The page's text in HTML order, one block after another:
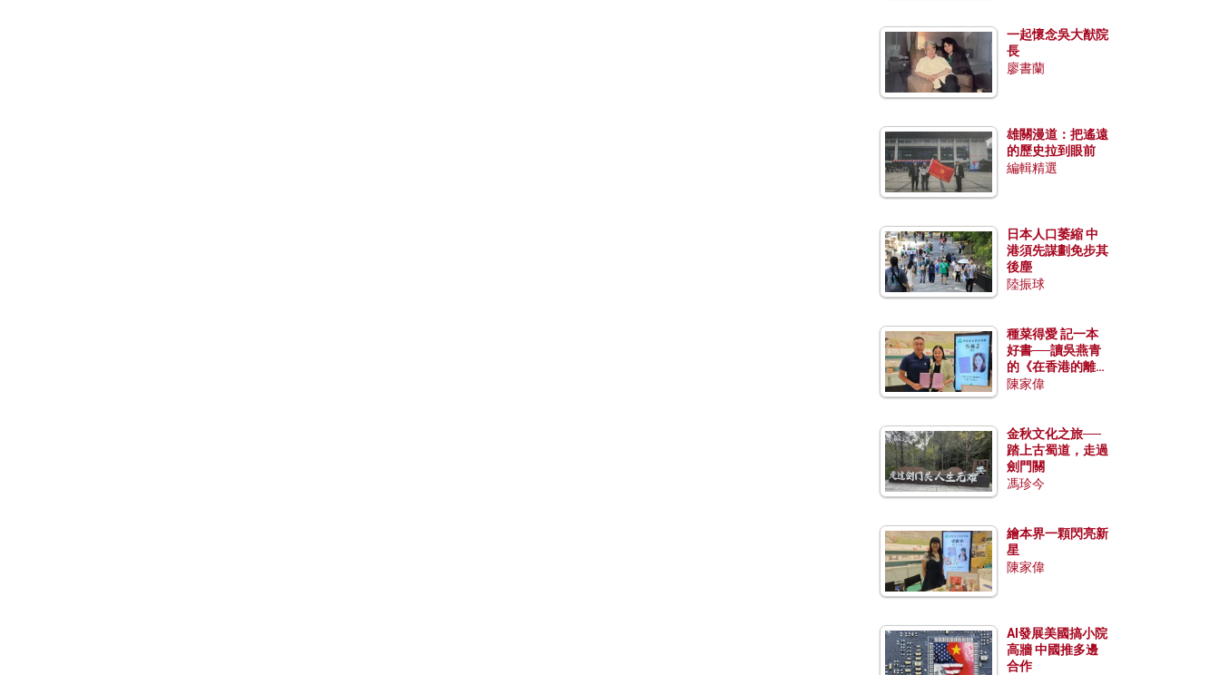
一起懷念吳大猷院
長
廖書蘭
雄關漫道：把遙遠
的歷史拉到眼前
編輯精選
日本人口萎縮 中
港須先謀劃免步其
後塵
陸振球
種菜得愛 記一本
好書──讀吳燕青
的《在香港的離島
種菜》
陳家偉
金秋文化之旅──
踏上古蜀道，走過
劍門關
馮珍今
繪本界一顆閃亮新
星
陳家偉
AI發展美國搞小院
高牆 中國推多邊
合作